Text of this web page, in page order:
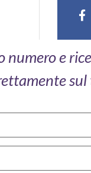
numero e
sul